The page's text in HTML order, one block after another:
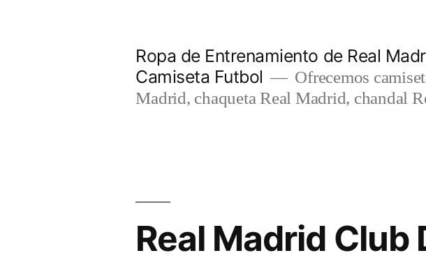
Ropa de Entrenamiento de Real
Camiseta Futbol
Ofrecemos
Madrid, chaqueta Real Madrid, chandal
Real Madrid Club